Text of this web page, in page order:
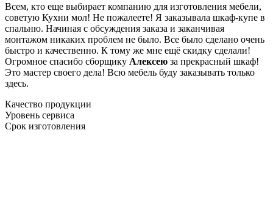
Всем, кто еще выбирает компанию для изготовления мебели,
советую Кухни мол! Не пожалеете! Я заказывала шкаф-купе в
спальню. Начиная с обсуждения заказа и заканчивая
монтажом никаких проблем не было. Все было сделано очень
быстро и качественно. К тому же мне ещё скидку сделали!
Огромное спасибо сборщику Алексею за прекрасный шкаф!
Это мастер своего дела! Всю мебель буду заказывать только
здесь.
Качество продукции
Уровень сервиса
Срок изготовления